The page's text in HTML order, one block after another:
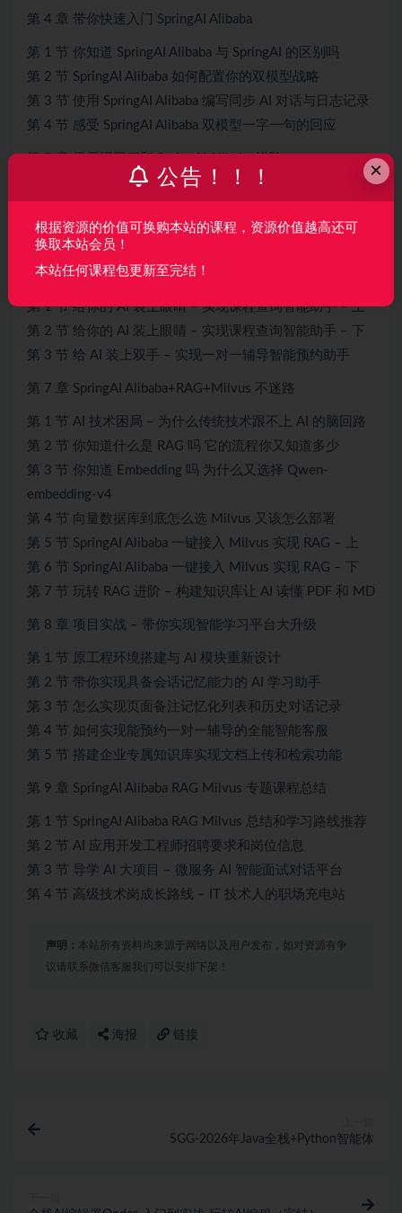
第 4 章 带你快速入门 SpringAI Alibaba
第 1 节 你知道 SpringAI Alibaba 与 SpringAI 的区别吗
第 2 节 SpringAI Alibaba 如何配置你的双模型战略
第 3 节 使用 SpringAI Alibaba 编写同步 AI 对话与日志记录
第 4 节 感受 SpringAI Alibaba 双模型一字一句的回应
第 1 节 如何使用 SpringAI Alibaba 为你的 AI 赋予默认人设
第 3 节 SpringAI Alibaba 集成 Redis 让 AI 记住上下文 – 下
第 6 章 使用 SpringAI Alibaba Tools 实现智能体能
第 1 节 给你的 AI 装上眼睛 – 实现课程查询智能助手 – 上
第 2 节 给你的 AI 装上眼睛 – 实现课程查询智能助手 – 下
第 3 节 给 AI 装上双手 – 实现一对一辅导智能预约助手
第 7 章 SpringAI Alibaba+RAG+Milvus 不迷路
第 1 节 AI 技术困局 – 为什么传统技术跟不上 AI 的脑回路
第 2 节 你知道什么是 RAG 吗 它的流程你又知道多少
第 3 节 你知道 Embedding 吗 为什么又选择 Qwen-
embedding-v4
第 4 节 向量数据库到底怎么选 Milvus 又该怎么部署
第 5 节 SpringAI Alibaba 一键接入 Milvus 实现 RAG – 上
第 6 节 SpringAI Alibaba 一键接入 Milvus 实现 RAG – 下
第 7 节 玩转 RAG 进阶 – 构建知识库让 AI 读懂 PDF 和 MD
第 8 章 项目实战 – 带你实现智能学习平台大升级
第 1 节 原工程环境搭建与 AI 模块重新设计
第 2 节 带你实现具备会话记忆能力的 AI 学习助手
第 3 节 怎么实现页面备注记忆化列表和历史对话记录
第 4 节 如何实现能预约一对一辅导的全能智能客服
第 5 节 搭建企业专属知识库实现文档上传和检索功能
第 9 章 SpringAI Alibaba RAG Milvus 专题课程总结
第 1 节 SpringAI Alibaba RAG Milvus 总结和学习路线推荐
第 2 节 AI 应用开发工程师招聘要求和岗位信息
第 3 节 导学 AI 大项目 – 微服务 AI 智能面试对话平台
第 4 节 高级技术岗成长路线 – IT 技术人的职场充电站
声明： 本站所有资料均来源于网络以及用户发布，如对资源有争
议请联系微信客服我们可以安排下架！
收藏 海报 链接
SGG-2026年Java全栈+Python智能体
×
公告！！！
根据资源的价值可换购本站的课程，资源价值越高还可
换取本站会员！
本站任何课程包更新至完结！